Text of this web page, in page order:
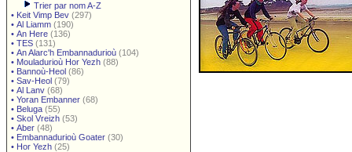
Trier par nom A-Z
• Keit Vimp Bev (297)
• Al Liamm (190)
• An Here (136)
• TES (131)
• An Alarc'h Embannadurioù (104)
• Mouladurioù Hor Yezh (88)
• Bannoù-Heol (86)
• Sav-Heol (79)
• Al Lanv (68)
• Yoran Embanner (68)
• Beluga (55)
• Skol Vreizh (53)
• Aber (48)
• Embannadurioù Goater (30)
• Hor Yezh (25)